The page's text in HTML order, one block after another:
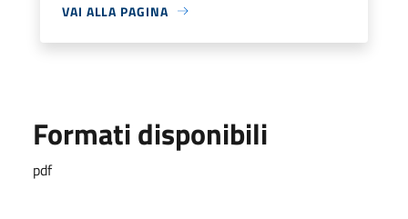
VAI ALLA PAGINA
Formati disponibili
pdf